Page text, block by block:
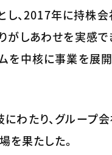
し、2017年に持株会
がしあわせを実感で
を中核に事業を展
わたり、グループ
を果たした。